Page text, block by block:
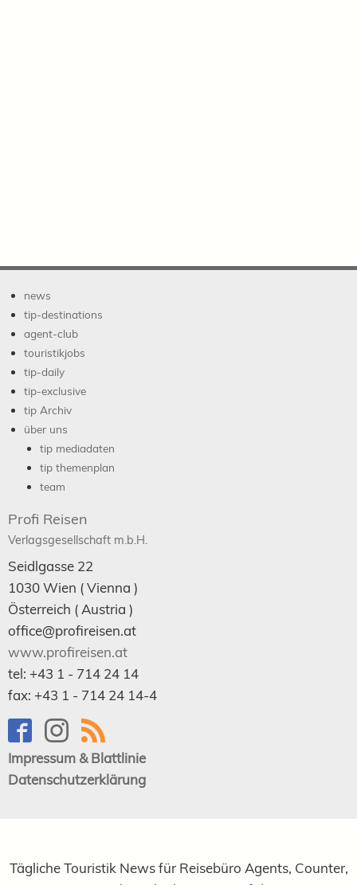
news
tip-destinations
agent-club
touristikjobs
tip-daily
tip-exclusive
tip Archiv
über uns
tip mediadaten
tip themenplan
team
Profi Reisen
Verlagsgesellschaft m.b.H.
Seidlgasse 22
1030Wien ( Vienna )
Österreich ( Austria )
office@profireisen.at
www.profireisen.at
tel: +43 1 - 714 24 14
fax: +43 1 - 714 24 14-4
Impressum & Blattlinie
Datenschutzerklärung
Tägliche Touristik News für Reisebüro Agents, Counter,